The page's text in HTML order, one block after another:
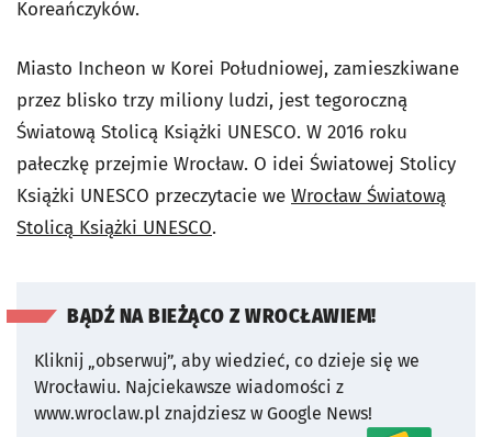
Koreańczyków.
Miasto Incheon w Korei Południowej, zamieszkiwane
przez blisko trzy miliony ludzi, jest tegoroczną
Światową Stolicą Książki UNESCO. W 2016 roku
pałeczkę przejmie Wrocław. O idei Światowej Stolicy
Książki UNESCO przeczytacie we Wrocław Światową
Stolicą Książki UNESCO.
BĄDŹ NA BIEŻĄCO Z WROCŁAWIEM!
Kliknij „obserwuj”, aby wiedzieć, co dzieje się we
Wrocławiu. Najciekawsze wiadomości z
www.wroclaw.pl znajdziesz w Google News!